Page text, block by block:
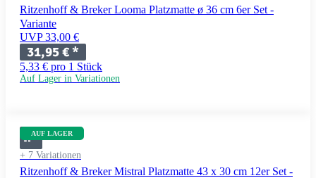
Ritzenhoff & Breker Looma Platzmatte ø 36 cm 6er Set -
Variante
UVP 33,00 €
31,95 €*
5,33 € pro 1 Stück
Auf Lager in Variationen
AUF LAGER
+ 7 Variationen
Ritzenhoff & Breker Mistral Platzmatte 43 x 30 cm 12er Set -